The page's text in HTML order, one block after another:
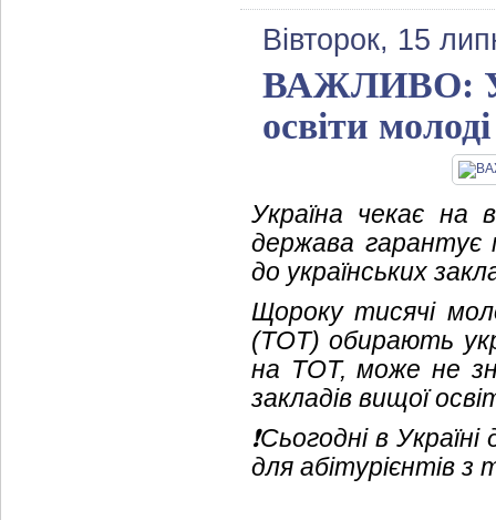
Вівторок, 15
ВАЖЛИВО:
освіти
Україна чекає на
держава гарантує
до українських
Щороку тисячі
(ТОТ) обирають
на ТОТ, може не
закладів вищої
❗️Сьогодні в
для абітурієнтів